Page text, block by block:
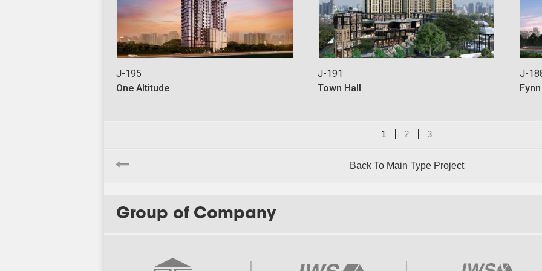
J-195
One Altitude
J-191
Town Hall
J-
1 2 3
Back To Main Type Project
Group of Company